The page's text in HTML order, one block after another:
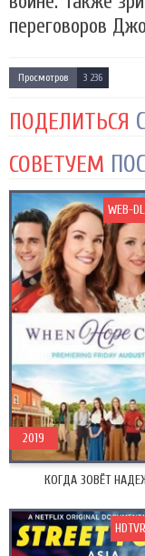
переговоров
Просмотров 3 236
ПОДЕЛИТЬСЯ
СОВЕТУЕМ
КОГДА ЗОВЁТ
2019
WEB-